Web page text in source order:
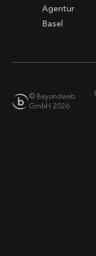
Agentur
Basel
© Beyondweb
GmbH 2026